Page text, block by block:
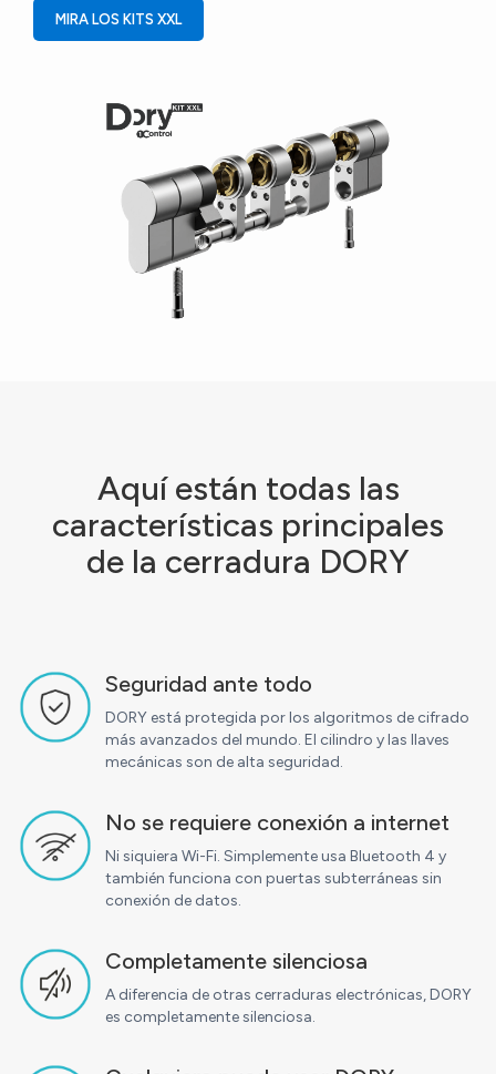
MIRA LOS KITS XXL
Aquí están todas las
características principales
de la cerradura DORY
Seguridad ante todo
DORY está protegida por los algoritmos de cifrado
más avanzados del mundo. El cilindro y las llaves
mecánicas son de alta seguridad.
No se requiere conexión a internet
Ni siquiera Wi-Fi. Simplemente usa Bluetooth 4 y
también funciona con puertas subterráneas sin
conexión de datos.
Completamente silenciosa
A diferencia de otras cerraduras electrónicas, DORY
es completamente silenciosa.